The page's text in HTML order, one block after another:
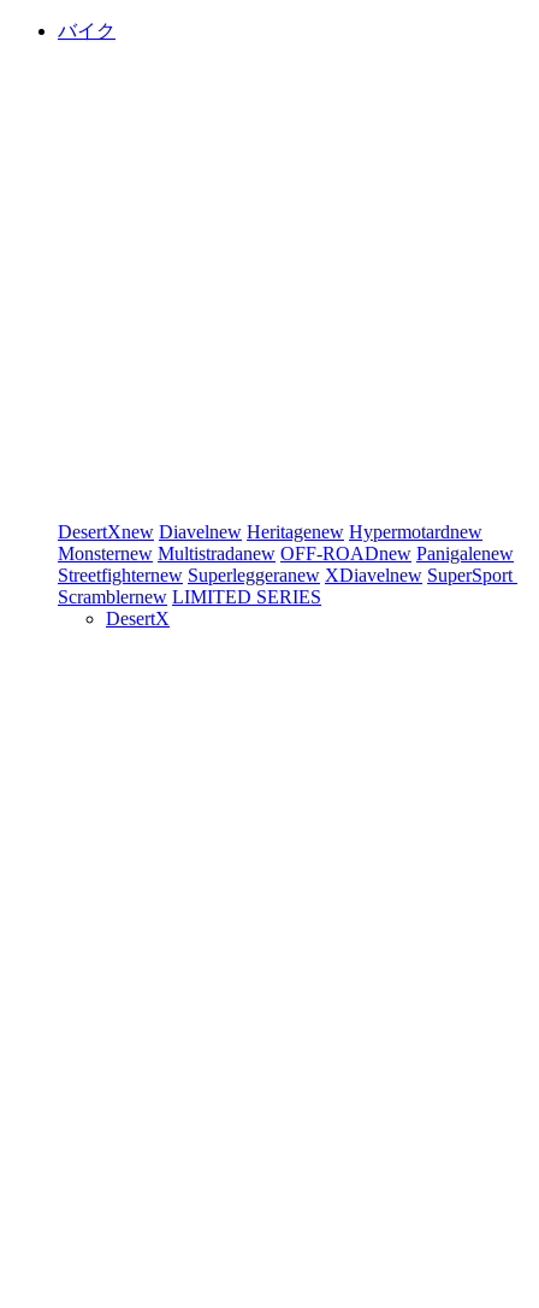
バイク
DesertXnew Diavelnew Heritagenew Hypermotardnew
Monsternew Multistradanew OFF-ROADnew Panigalenew
Streetfighternew Superleggeranew XDiavelnew SuperSport
Scramblernew LIMITED SERIES
DesertX